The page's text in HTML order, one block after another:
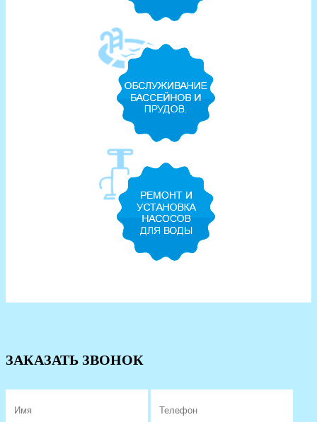
ЗАКАЗАТЬ ЗВОНОК